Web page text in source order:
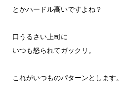
とかハードル高いですよね？
口うるさい上司に
いつも怒られてガックリ。
これがいつものパターンとします。